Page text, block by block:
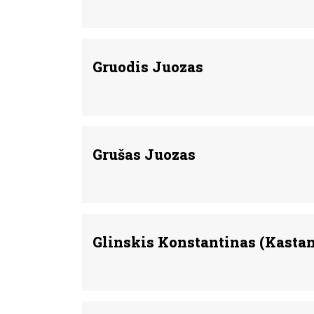
Gruodis Juozas
Grušas Juozas
Glinskis Konstantinas